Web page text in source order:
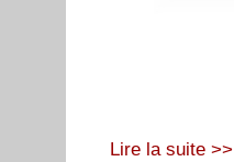
Lire la suite >>